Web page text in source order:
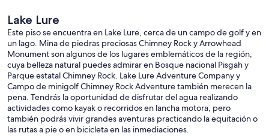
Lake Lure
Este piso se encuentra en Lake Lure, cerca de un campo de golf y en
un lago. Mina de piedras preciosas Chimney Rock y Arrowhead
Monument son algunos de los lugares emblemáticos de la región,
cuya belleza natural puedes admirar en Bosque nacional Pisgah y
Parque estatal Chimney Rock. Lake Lure Adventure Company y
Campo de minigolf Chimney Rock Adventure también merecen la
pena. Tendrás la oportunidad de disfrutar del agua realizando
actividades como kayak o recorridos en lancha motora, pero
también podrás vivir grandes aventuras practicando la equitación o
las rutas a pie o en bicicleta en las inmediaciones.